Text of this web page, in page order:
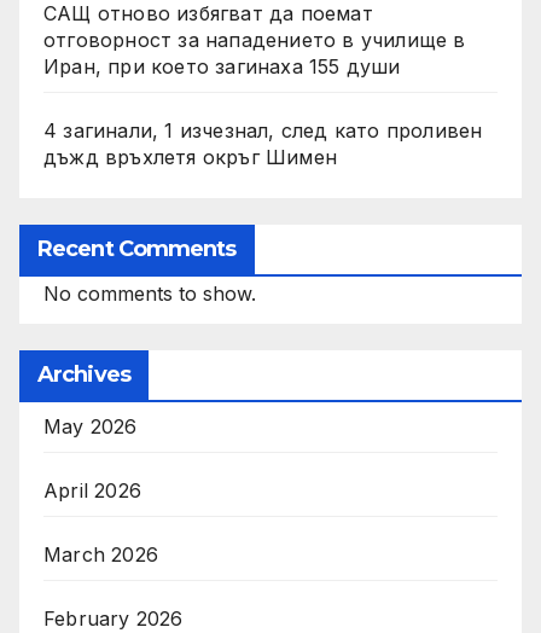
САЩ отново избягват да поемат
отговорност за нападението в училище в
Иран, при което загинаха 155 души
4 загинали, 1 изчезнал, след като проливен
дъжд връхлетя окръг Шимен
Recent Comments
No comments to show.
Archives
May 2026
April 2026
March 2026
February 2026